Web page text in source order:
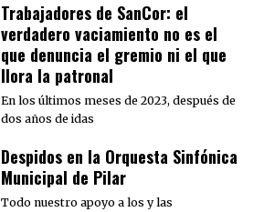
Trabajadores de SanCor: el
verdadero vaciamiento no es el
que denuncia el gremio ni el que
llora la patronal
En los últimos meses de 2023, después de
dos años de idas
Despidos en la Orquesta Sinfónica
Municipal de Pilar
Todo nuestro apoyo a los y las